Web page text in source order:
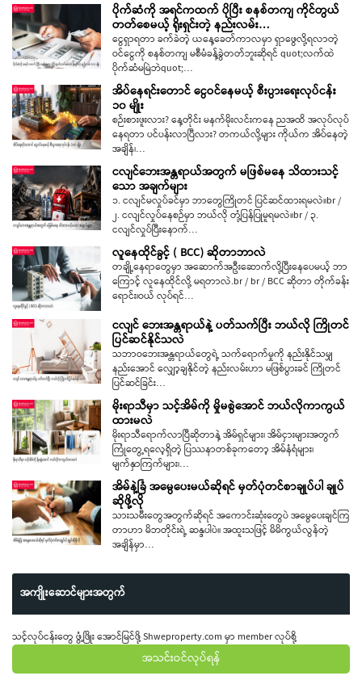
ပိုက်ဆံကို အရင်ကထက် ပိုပြီး စနစ်တကျ ကိုင်တွယ်
တတ်စေမယ့် ရိုးရှင်းတဲ့ နည်းလမ်း…
ငွေရှာရတာ ခက်ခဲတဲ့ ယနေ့ခေတ်ကာလမှာ ရှာဖွေလို့ရလာတဲ့
ဝင်ငွေကို စနစ်တကျ မစီမံခန့်ခွဲတတ်ဘူးဆိုရင် quot;လက်ထဲ
ပိုက်ဆံမမြဲဘဲquot;…
အိပ်နေရင်းတောင် ငွေဝင်နေမယ့် စီးပွားရေးလုပ်ငန်း
၁၀ မျိုး
စဉ်းစားဖူးလား? နေ့တိုင်း မနက်မိုးလင်းကနေ ညအထိ အလုပ်လုပ်
နေရတာ ပင်ပန်းလာပြီလား? တကယ်လို့များ ကိုယ်က အိပ်နေတဲ့
အချိန်၊…
ငလျင်ဘေးအန္တရာယ်အတွက် မဖြစ်မနေ သိထားသင့်
သော အချက်များ
၁. ငလျင်မလှုပ်ခင်မှာ ဘာတွေကြိုတင် ပြင်ဆင်ထားရမလဲ။br /
၂. ငလျင်လှုပ်နေစဉ်မှာ ဘယ်လို တုံ့ပြန်ပြုမူရမလဲ။br / ၃.
ငလျင်လှုပ်ပြီးနောက်…
လူနေထိုင်ခွင့် ( BCC) ဆိုတာဘာလဲ
တချို့နေရာတွေမှာ အဆောက်အဦးဆောက်လို့ပြီးနေပေမယ့် ဘာ
ကြောင့် လူနေထိုင်လို့ မရတာလဲ.br / br / BCC ဆိုတာ တိုက်ခန်း
ရောင်း၊ဝယ် လုပ်ရင်…
ငလျင် ဘေးအန္တရာယ်နဲ့ ပတ်သက်ပြီး ဘယ်လို ကြိုတင်
ပြင်ဆင်နိုင်သလဲ
သဘာဝဘေးအန္တရာယ်တွေရဲ့ သက်ရောက်မှုကို နည်းနိုင်သမျှ
နည်းအောင် လျှော့ချနိုင်တဲ့ နည်းလမ်းဟာ မဖြစ်ပွားခင် ကြိုတင်
ပြင်ဆင်ခြင်း…
မိုးရာသီမှာ သင့်အိမ်ကို မှိုမစွဲအောင် ဘယ်လိုကာကွယ်
ထားမလဲ
မိုးရာသီရောက်လာပြီဆိုတာနဲ့ အိမ်ရှင်များ၊ အိမ်ငှားများအတွက်
ကြုံတွေ့ရလေ့ရှိတဲ့ ပြဿနာတစ်ခုကတော့ အိမ်နံရံများ၊
မျက်နှာကြက်များ၊…
အိမ်နဲ့ခြံ အမွေပေးမယ်ဆိုရင် မှတ်ပုံတင်စာချုပ်ပါ ချုပ်
ဆိုဖို့လို
သားသမီးတွေအတွက်ဆိုရင် အကောင်းဆုံးတွေပဲ အမွေပေးချင်ကြ
တာဟာ မိဘတိုင်းရဲ့ ဆန္ဒပါပဲ။ အထူးသဖြင့် မိမိကွယ်လွန်တဲ့
အချိန်မှာ…
အကျိုးဆောင်များအတွက်
သင့်လုပ်ငန်းတွေ ဖွံ့ဖြိုး အောင်မြင်ဖို့ Shweproperty.com မှာ member လုပ်စို့
အသင်းဝင်လုပ်ရန်